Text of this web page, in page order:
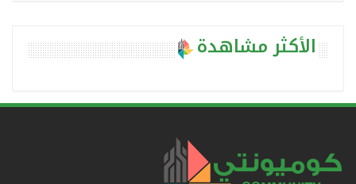
الأكثر مشاهدة